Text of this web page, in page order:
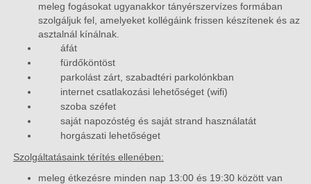
meleg fogásokat ugyanakkor tányérszervízes formában
szolgáljuk fel, amelyeket kollégáink frissen készítenek és az
asztalnál kínálnak.
áfát
fürdőköntöst
parkolást zárt, szabadtéri parkolónkban
internet csatlakozási lehetőséget (wifi)
szoba széfet
saját napozóstég és saját strand használatát
horgászati lehetőséget
Szolgáltatásaink térítés ellenében:
meleg étkezésre minden nap 13:00 és 19:30 között van